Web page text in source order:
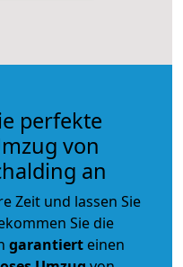
perfekte
von
an
Zeit und lassen Sie
Sie die
garantiert einen